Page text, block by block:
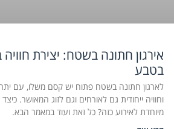
אירגון חתונה בשטח: יצירת
בטבע
לארגון חתונה בשטח פתוח יש קסם משלו, עם
וחוויה ייחודית גם לאורחים וגם לזוג המאושר. כיצד
מיוחדת לאירוע כזה? כל זאת ועוד במאמר הבא.